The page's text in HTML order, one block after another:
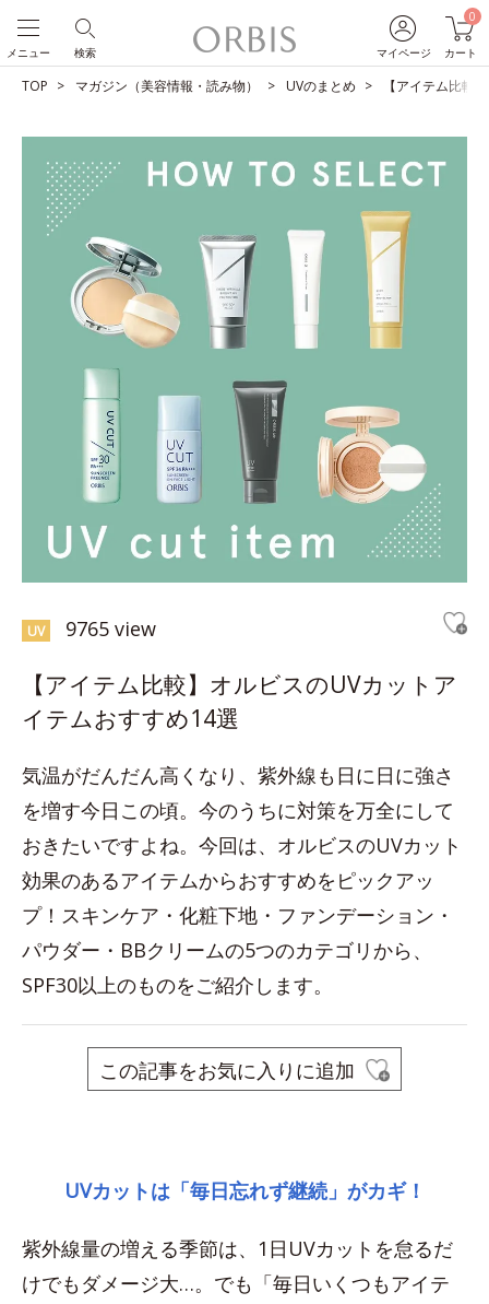
マイページ
0
カート
検索
メニュー
TOP マガジン（美容情報・読み物） UVのまとめ 【アイテム比較
UV 9765 view
【アイテム比較】オルビスのUVカットア
イテムおすすめ14選
気温がだんだん高くなり、紫外線も日に日に強さ
を増す今日この頃。今のうちに対策を万全にして
おきたいですよね。今回は、オルビスのUVカット
効果のあるアイテムからおすすめをピックアッ
プ！スキンケア・化粧下地・ファンデーション・
パウダー・BBクリームの5つのカテゴリから、
SPF30以上のものをご紹介します。
この記事をお気に入りに追加
UVカットは「毎日忘れず継続」がカギ！
紫外線量の増える季節は、1日UVカットを怠るだ
けでもダメージ大…。でも「毎日いくつもアイテ